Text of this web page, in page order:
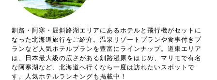
釧路・阿寒・屈斜路湖エリアにあるホテルと飛行機がセットに
なった北海道旅行をご紹介。温泉リゾートプランや食事付きプ
ランなど人気ホテルプランを豊富にラインナップ。道東エリア
は、日本最大級の広さがある釧路湿原をはじめ、マリモで有名
な阿寒湖など、北海道へ行くなら一度は訪れたいスポットで
す。人気ホテルランキングも掲載中！